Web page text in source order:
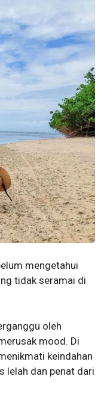
mengetahui
tidak seramai di
oleh
mood. Di
keindahan
lelah dan penat dari